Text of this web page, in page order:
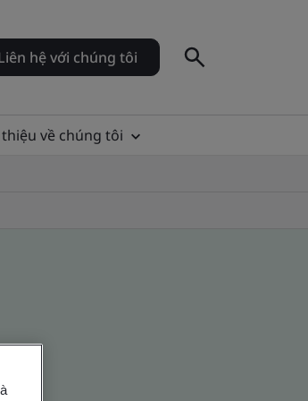
hệ với chúng tôi
về chúng tôi